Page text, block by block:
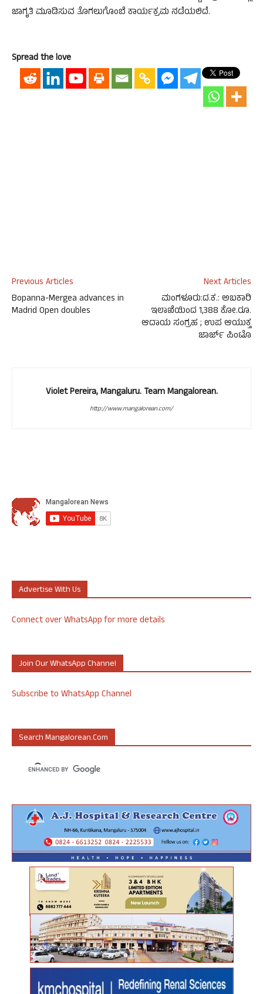
ಜಾಗೃತಿ ಮೂಡಿಸುವ ತೊಗಲುಗೊಂಬೆ ಕಾರ್ಯಕ್ರಮ ನಡೆಯಲಿದೆ.
Spread the love
Previous Articles
Bopanna-Mergea advances in
Madrid Open doubles
Next Articles
ಮಂಗಳೂರು:ದ.ಕ.: ಅಬಕಾರಿ
ಇಲಾಖೆಯಿಂದ 1,388 ಕೋ.ರೂ.
ಆದಾಯ ಸಂಗ್ರಹ ; ಉಪ ಆಯುಕ್ತ
ಜಾರ್ಜ್‌ ಪಿಂಟೊ
Violet Pereira, Mangaluru. Team Mangalorean.
http://www.mangalorean.com/
Advertise With Us
Connect over WhatsApp for more details
Join Our WhatsApp Channel
Subscribe to WhatsApp Channel
Search Mangalorean.com